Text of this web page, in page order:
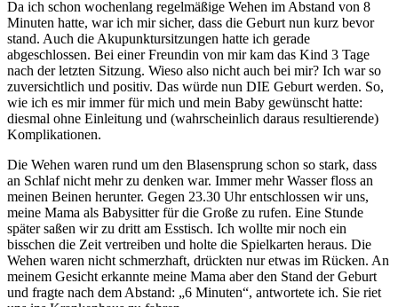
Da ich schon wochenlang regelmäßige Wehen im Abstand von 8
Minuten hatte, war ich mir sicher, dass die Geburt nun kurz bevor
stand. Auch die Akupunktursitzungen hatte ich gerade
abgeschlossen. Bei einer Freundin von mir kam das Kind 3 Tage
nach der letzten Sitzung. Wieso also nicht auch bei mir? Ich war so
zuversichtlich und positiv. Das würde nun DIE Geburt werden. So,
wie ich es mir immer für mich und mein Baby gewünscht hatte:
diesmal ohne Einleitung und (wahrscheinlich daraus resultierende)
Komplikationen.
Die Wehen waren rund um den Blasensprung schon so stark, dass
an Schlaf nicht mehr zu denken war. Immer mehr Wasser floss an
meinen Beinen herunter. Gegen 23.30 Uhr entschlossen wir uns,
meine Mama als Babysitter für die Große zu rufen. Eine Stunde
später saßen wir zu dritt am Esstisch. Ich wollte mir noch ein
bisschen die Zeit vertreiben und holte die Spielkarten heraus. Die
Wehen waren nicht schmerzhaft, drückten nur etwas im Rücken. An
meinem Gesicht erkannte meine Mama aber den Stand der Geburt
und fragte nach dem Abstand: „6 Minuten“, antwortete ich. Sie riet